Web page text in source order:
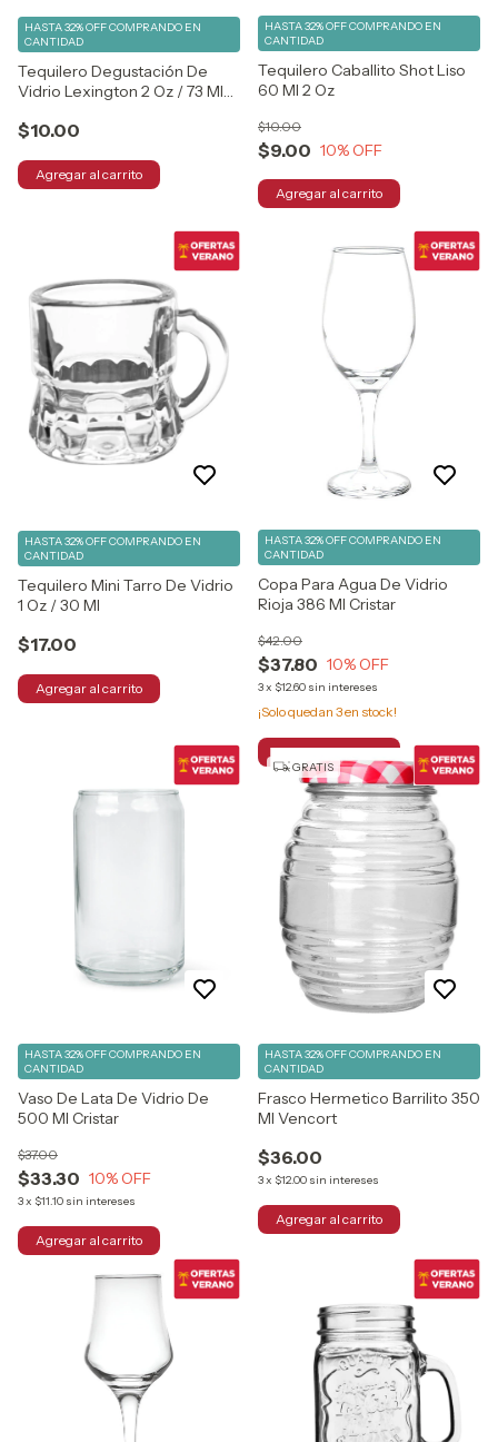
Tequilero Degustación De
Vidrio Lexington 2 Oz / 73 Ml
$10.00
HASTA 32% OFFCOMPRANDO EN
CANTIDAD
Tequilero Caballito Shot Liso
60 Ml 2 Oz
$9.00
$10.00
10% OFF
HASTA 32% OFFCOMPRANDO EN
CANTIDAD
Tequilero Mini Tarro De Vidrio
1 Oz / 30 Ml
$17.00
HASTA 32% OFFCOMPRANDO EN
CANTIDAD
Copa Para Agua De Vidrio
Rioja 386 Ml Cristar
$37.80
$42.00
10% OFF
3x $12.60 sin intereses
HASTA 32% OFFCOMPRANDO EN
CANTIDAD
¡Solo quedan 3en stock!
Vaso De Lata De Vidrio De
500 Ml Cristar
$33.30
$37.00
10% OFF
3x $11.10 sin intereses
HASTA 32% OFFCOMPRANDO EN
CANTIDAD
GRATIS
Frasco Hermetico Barrilito 350
Ml Vencort
$36.00
3x $12.00 sin intereses
HASTA 32% OFFCOMPRANDO EN
CANTIDAD